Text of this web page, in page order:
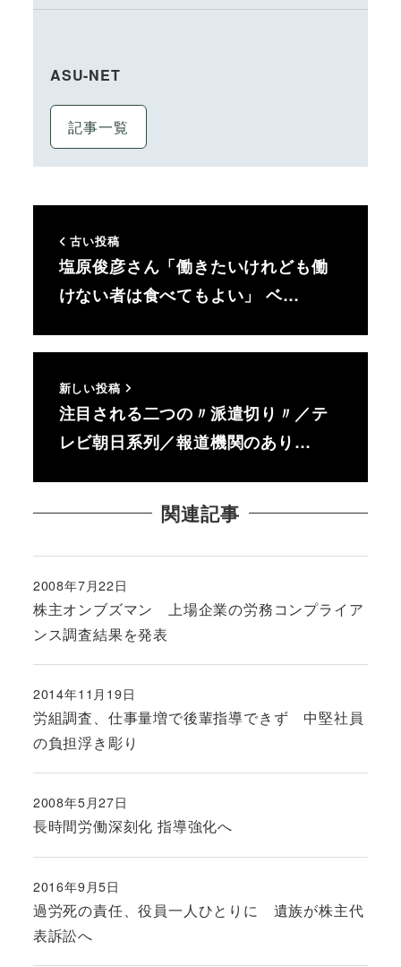
ASU-NET
記事一覧
古い投稿
塩原俊彦さん「働きたいけれども働
けない者は食べてもよい」 ベ…
新しい投稿
注目される二つの〃派遣切り〃／テ
レビ朝日系列／報道機関のあり…
関連記事
株主オンブズマン 上場企業の労務コンプライア
ンス調査結果を発表
投稿日
2008年7月22日
労組調査、仕事量増で後輩指導できず 中堅社員
の負担浮き彫り
投稿日
2014年11月19日
長時間労働深刻化 指導強化へ
投稿日
2008年5月27日
過労死の責任、役員一人ひとりに 遺族が株主代
表訴訟へ
投稿日
2016年9月5日